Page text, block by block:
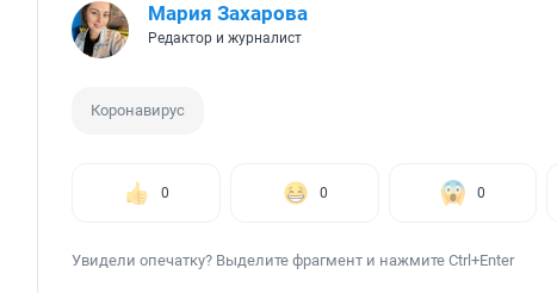
Мария Захарова
Редактор и журналист
Коронавирус
0 0 0
Увидели опечатку? Выделите фрагмент и нажмите Ctrl+Enter